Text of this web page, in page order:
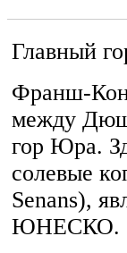
Главный
Франш-
между
гор Юра.
солевые
Senans),
ЮНЕСКО.